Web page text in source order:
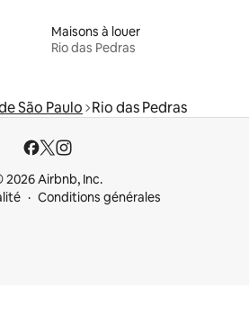
Maisons à louer
Rio das Pedras
São Paulo Rio das Pedras
2026 Airbnb, Inc.
Conditions générales